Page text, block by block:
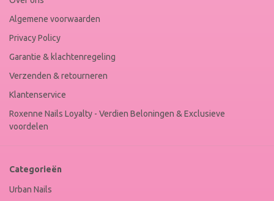
Algemene voorwaarden
Privacy Policy
Garantie & klachtenregeling
Verzenden & retourneren
Klantenservice
Roxenne Nails Loyalty - Verdien Beloningen & Exclusieve
voordelen
Categorieën
Urban Nails